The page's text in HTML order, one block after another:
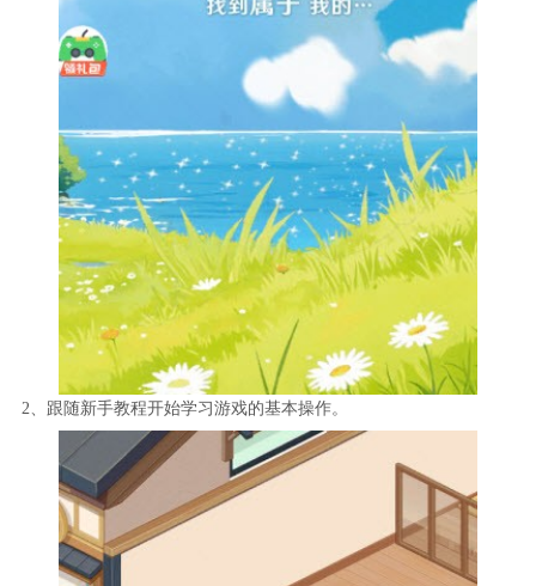
2、跟随新手教程开始学习游戏的基本操作。